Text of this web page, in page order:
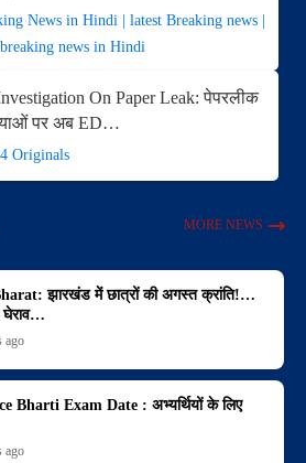
News in Hindi | latest Breaking news |
news in Hindi
On Paper Leak: पेपरलीक
पर अब ED…
Originals
MORE NEWS
झारखंड में छात्रों की अगस्त क्रांति!…
घेराव…
ago
Bharti Exam Date : अभ्यर्थियों के लिए
ago